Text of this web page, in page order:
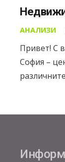
АНАЛИЗИ
Привет! С
София –